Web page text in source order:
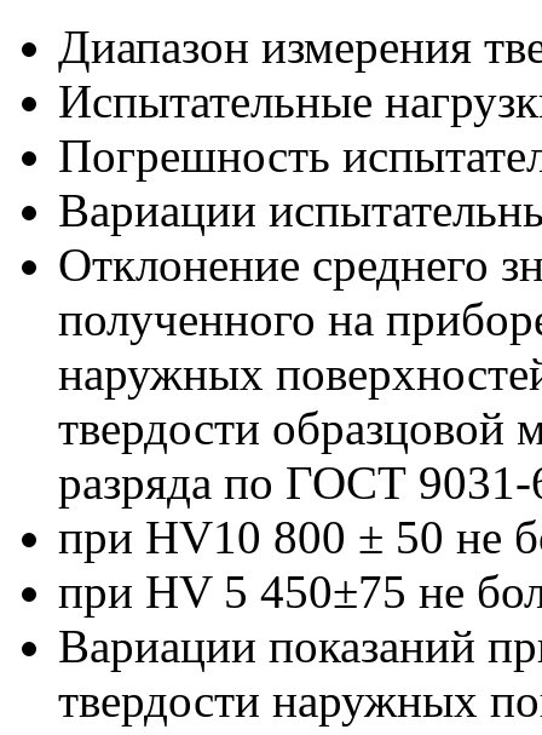
Диапазон измерения
Испытательные
Погрешность
Вариации
Отклонение среднего
полученного на
наружных
твердости
разряда по ГОСТ
при HV10 800 ± 50 не
при HV 5 450±75 не
Вариации показаний
твердости наружных